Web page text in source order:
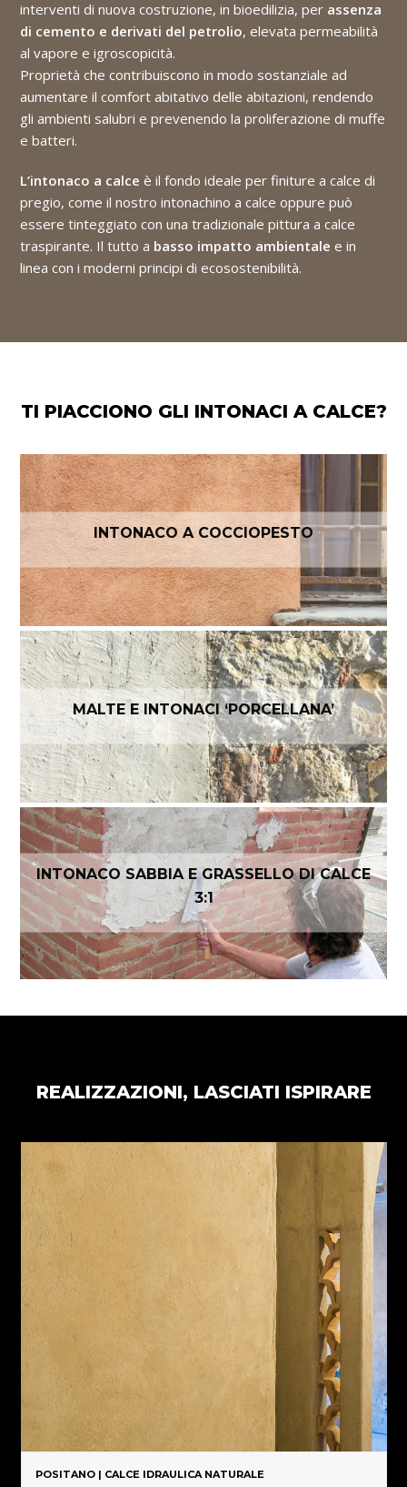
interventi di nuova costruzione, in bioedilizia, per assenza
di cemento e derivati del petrolio, elevata permeabilità
al vapore e igroscopicità.
Proprietà che contribuiscono in modo sostanziale ad
aumentare il comfort abitativo delle abitazioni, rendendo
gli ambienti salubri e prevenendo la proliferazione di muffe
e batteri.
L’intonaco a calce è il fondo ideale per finiture a calce di
pregio, come il nostro intonachino a calce oppure può
essere tinteggiato con una tradizionale pittura a calce
traspirante. Il tutto a basso impatto ambientale e in
linea con i moderni principi di ecosostenibilità.
TI PIACCIONO GLI INTONACI A CALCE?
INTONACO A COCCIOPESTO
MALTE E INTONACI ‘PORCELLANA’
INTONACO SABBIA E GRASSELLO DI CALCE
3:1
REALIZZAZIONI, LASCIATI ISPIRARE
POSITANO | CALCE IDRAULICA NATURALE